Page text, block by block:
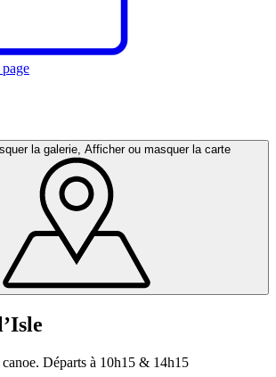
la galerie, Afficher ou masquer la carte
Départs à 10h15 & 14h15